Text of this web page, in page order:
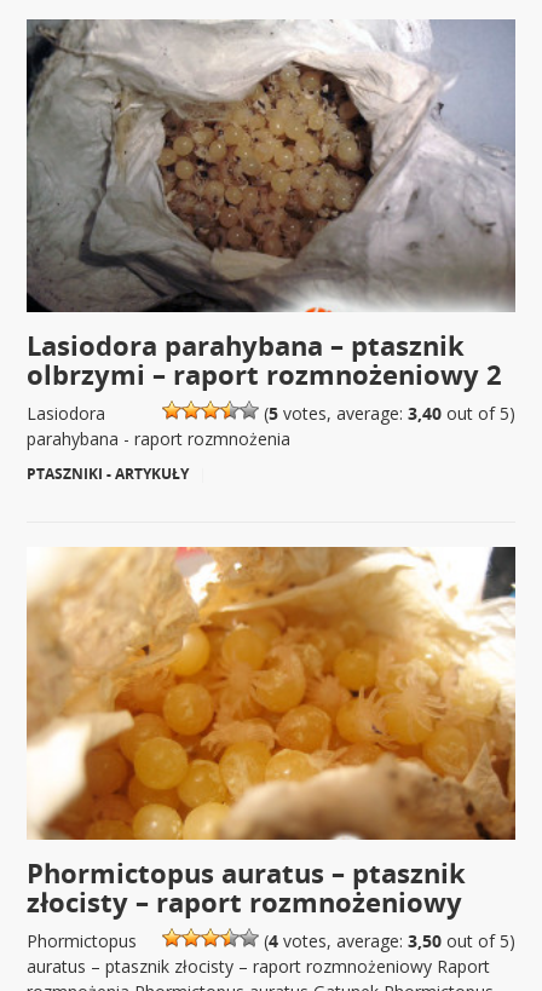
Lasiodora parahybana – ptasznik
olbrzymi – raport rozmnożeniowy 2
(5votes, average: 3,40out of 5)
Lasiodora
parahybana - raport rozmnożenia
PTASZNIKI - ARTYKUŁY
Phormictopus auratus – ptasznik
złocisty – raport rozmnożeniowy
(4votes, average: 3,50out of 5)
Phormictopus
auratus – ptasznik złocisty – raport rozmnożeniowy Raport